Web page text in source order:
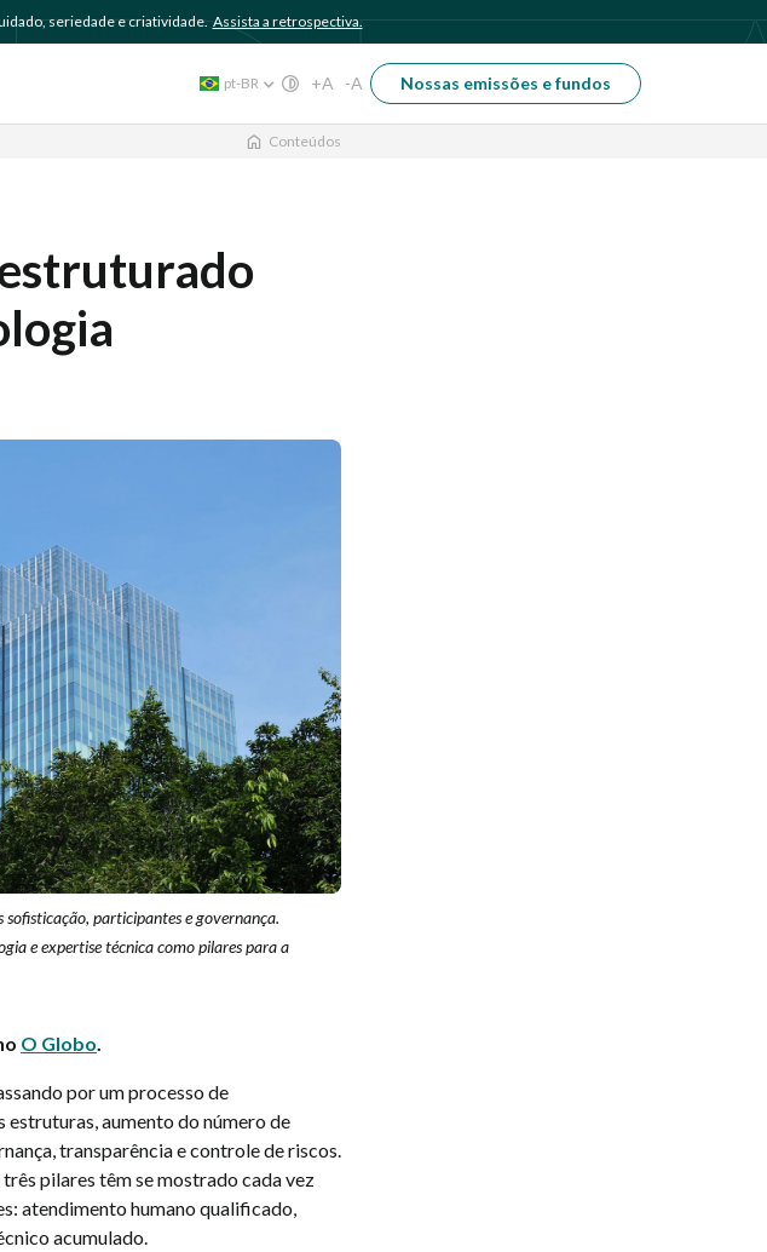
seriedade e criatividade. Assista a retrospectiva.
pt-BR +A -A Nossas emissões e fundos
Conteúdos
participantes e governança.
e expertise técnica como pilares para a
O Globo
por um processo de
aumento do número de
transparência e controle de riscos.
pilares têm se mostrado cada vez
atendimento humano qualificado,
acumulado.